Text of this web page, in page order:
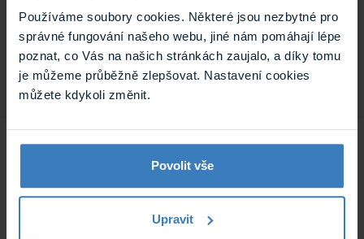
Používáme soubory cookies. Některé jsou nezbytné pro
správné fungování našeho webu, jiné nám pomáhají lépe
poznat, co Vás na našich stránkách zaujalo, a díky tomu
je můžeme průběžně zlepšovat. Nastavení cookies
můžete kdykoli změnit.
Povolit vše
Upravit
Podpora
karet
micro SD
Související